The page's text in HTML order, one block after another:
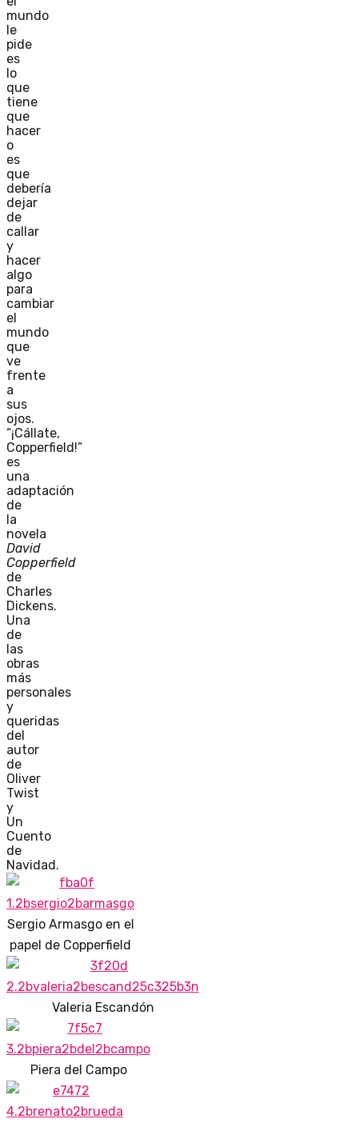
mundo
le
pide
es
lo
que
tiene
que
hacer
o
es
que
debería
dejar
de
callar
y
hacer
algo
para
cambiar
el
mundo
que
ve
frente
a
sus
ojos.
“¡Cállate,
Copperfield!”
es
una
adaptación
de
la
novela
David
Copperfield
de
Charles
Dickens.
Una
de
las
obras
más
personales
y
queridas
del
autor
de
Oliver
Twist
y
Un
Cuento
de
Navidad.
Sergio Armasgo en el
papel de Copperfield
Valeria Escandón
Piera del Campo